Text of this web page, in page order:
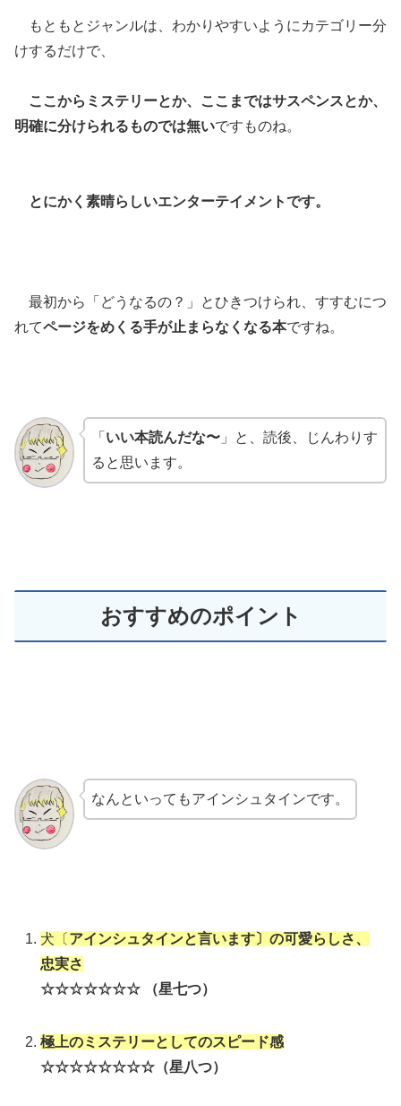
もともとジャンルは、わかりやすいようにカテゴリー分
けするだけで、
ここからミステリーとか、ここまではサスペンスとか、
明確に分けられるものでは無いですものね。
とにかく素晴らしいエンターテイメントです。
最初から「どうなるの？」とひきつけられ、すすむにつ
れてページをめくる手が止まらなくなる本ですね。
「 いい本読んだな〜」と、読後、じんわりす
ると思います。
おすすめのポイント
なんといってもアインシュタインです。
犬〔 アインシュタインと言います〕の可愛らしさ、
忠実さ
☆☆☆☆☆☆☆ （星七つ）
極上のミステリーとしてのスピード感
☆☆☆☆☆☆☆☆（星八つ）